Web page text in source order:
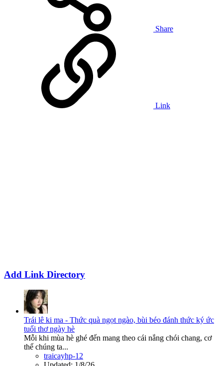
Share
Link
Add Link Directory
Trái lê ki ma - Thức quà ngọt ngào, bùi béo đánh thức ký ức
tuổi thơ ngày hè
Mỗi khi mùa hè ghé đến mang theo cái nắng chói chang, cơ
thể chúng ta...
traicayhp-12